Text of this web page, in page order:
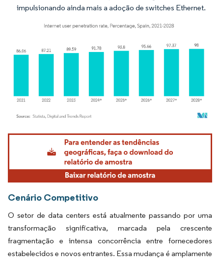
impulsionando ainda mais a adoção de switches Ethernet.
Imagem © Mordor Intelligence. O reuso requer atribuição conforme CC BY 4.0.
Cenário Competitivo
O setor de data centers está atualmente passando por uma
transformação significativa, marcada pela crescente
fragmentação e intensa concorrência entre fornecedores
estabelecidos e novos entrantes. Essa mudança é amplamente